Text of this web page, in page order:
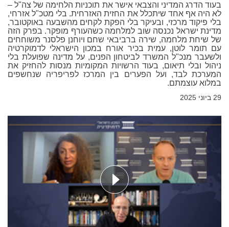
בעוד הדרג המדיני והצבאי אישר את תוכניות הלחימה של צה"ל –
לא היה אף אחד שיתכלל את החזית האזרחית. בלי מטכ"ל אזרחי,
בלי פיקוד מרכזי, ובעיקר בלי הפקת לקחים מהשבעה באוקטובר,
מדינת ישראל נכנסה שוב למלחמה כשהעורף מופקר. בפרק הזה
של שיחת מלחמה, שירה ברביבאי שחם ויוחנן פלסנר משוחחים
עם תומר לוטן, עמית בכיר אורח במכון הישראלי לדמוקרטיה
ולשעבר מנכ"ל המשרד לביטחון הפנים, על מדינה שפועלת בלי
ניהול ובלי תיאום, בעוד הרשויות המקומיות מנסות להחזיק את
המערכת לבד, ועל הפערים בין המרכז לפריפריה שנחשפים
במלוא עוצמתם.
29 ביוני 2025